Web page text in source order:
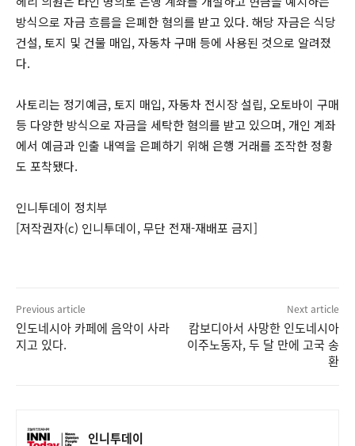
방식으로 자금 흐름을 은폐한 혐의를 받고 있다. 해당 자금은 식당
건설, 토지 및 건물 매입, 자동차 구매 등에 사용된 것으로 알려졌
다.
사토리는 정기예금, 토지 매입, 자동차 전시장 설립, 오토바이 구매
등 다양한 방식으로 자금을 세탁한 혐의를 받고 있으며, 개인 계좌
에서 예금과 인출 내역을 은폐하기 위해 은행 거래를 조작한 정황
도 포착됐다.
인니투데이 정치부
[저작권자(c) 인니투데이, 무단 전재-재배포 금지]
Previous article
인도네시아 카페에 음악이 사라
지고 있다.
Next article
캄보디아서 사망한 인도네시아
이주노동자, 두 달 만에 고국 송
환
인니투데이